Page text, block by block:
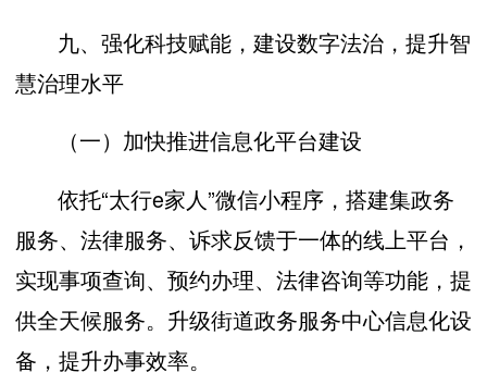
九、强化科技赋能，建设数字法治，提升智
慧治理水平
（一）加快推进信息化平台建设
依托“太行e家人”微信小程序，搭建集政务
服务、法律服务、诉求反馈于一体的线上平台，
实现事项查询、预约办理、法律咨询等功能，提
供全天候服务。升级街道政务服务中心信息化设
备，提升办事效率。